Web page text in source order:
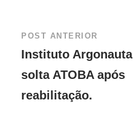
POST ANTERIOR
Instituto Argonauta
solta ATOBA após
reabilitação.